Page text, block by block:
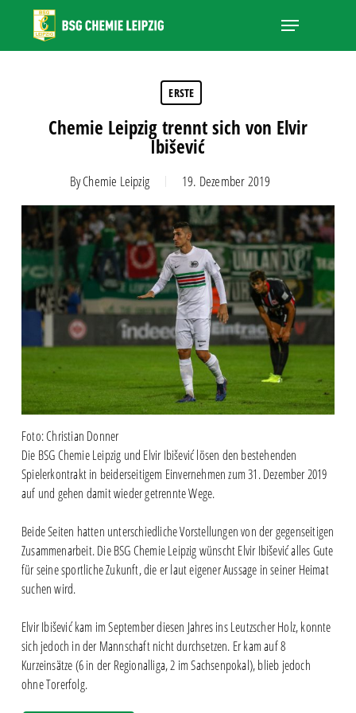
main
Menu
ERSTE
Chemie Leipzig trennt sich von Elvir
Ibišević
ByChemie Leipzig 19. Dezember 2019
Foto: Christian Donner
Die BSG Chemie Leipzig und Elvir Ibišević lösen den bestehenden
Spielerkontrakt in beiderseitigem Einvernehmen zum 31. Dezember 2019
auf und gehen damit wieder getrennte Wege.
Beide Seiten hatten unterschiedliche Vorstellungen von der gegenseitigen
Zusammenarbeit. Die BSG Chemie Leipzig wünscht Elvir Ibišević alles Gute
für seine sportliche Zukunft, die er laut eigener Aussage in seiner Heimat
suchen wird.
Elvir Ibišević kam im September diesen Jahres ins Leutzscher Holz, konnte
sich jedoch in der Mannschaft nicht durchsetzen. Er kam auf 8
Kurzeinsätze (6 in der Regionalliga, 2 im Sachsenpokal), blieb jedoch
ohne Torerfolg.
Close